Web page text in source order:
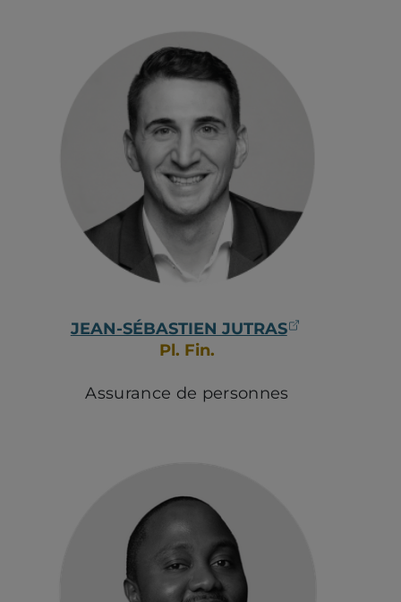
JEAN-SÉBASTIEN JUTRAS
Pl. Fin.
Assurance de personnes